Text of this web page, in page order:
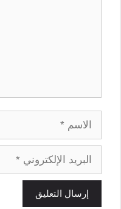
الاسم
البريد
الإلكتروني